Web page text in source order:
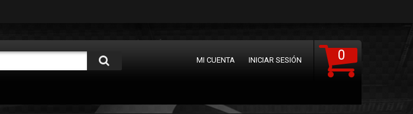
0
MI CUENTA INICIAR SESIÓN